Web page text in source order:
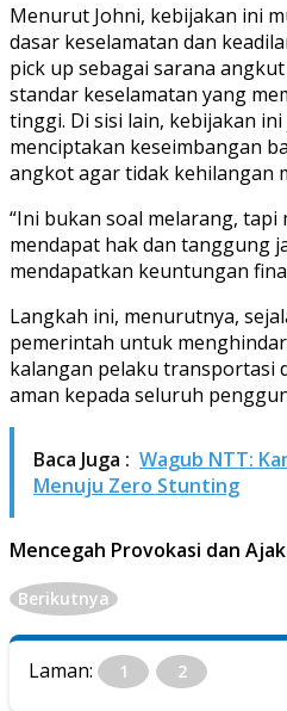
Menurut Johni, kebijakan ini
dasar keselamatan dan
pick up sebagai sarana
standar keselamatan yang
tinggi. Di sisi lain, kebijakan
menciptakan keseimbangan
angkot agar tidak kehilangan
“Ini bukan soal melarang,
mendapat hak dan tanggung
mendapatkan keuntungan
Langkah ini, menurutnya,
pemerintah untuk
kalangan pelaku transportasi
aman kepada seluruh
Baca Juga : Wagub NTT:
Menuju Zero Stunting
Mencegah Provokasi dan
Berikutnya
Laman: 1 2